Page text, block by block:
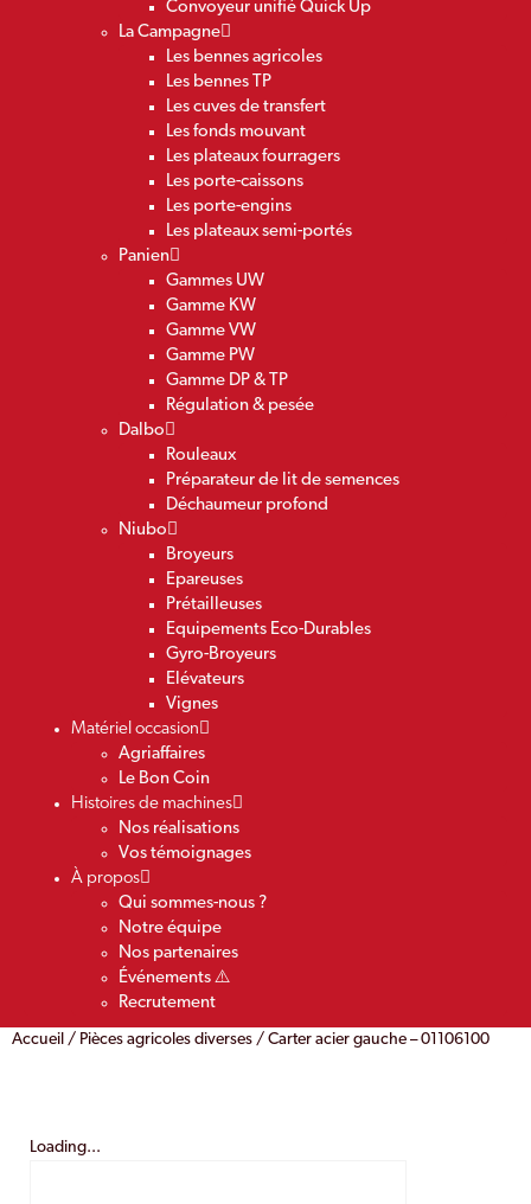
Convoyeur unifié Quick Up
La Campagne
Les bennes agricoles
Les bennes TP
Les cuves de transfert
Les fonds mouvant
Les plateaux fourragers
Les porte-caissons
Les porte-engins
Les plateaux semi-portés
Panien
Gammes UW
Gamme KW
Gamme VW
Gamme PW
Gamme DP & TP
Régulation & pesée
Dalbo
Rouleaux
Préparateur de lit de semences
Déchaumeur profond
Niubo
Broyeurs
Epareuses
Prétailleuses
Equipements Eco-Durables
Gyro-Broyeurs
Elévateurs
Vignes
Matériel occasion
Agriaffaires
Le Bon Coin
Histoires de machines
Nos réalisations
Vos témoignages
À propos
Qui sommes-nous ?
Notre équipe
Nos partenaires
Événements ⚠️
Recrutement
Accueil / Pièces agricoles diverses / Carter acier gauche – 01106100
Loading...